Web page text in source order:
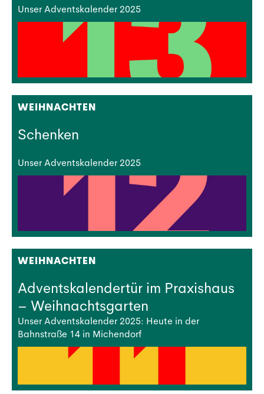
Unser Adventskalender 2025
WEIHNACHTEN
Schenken
Unser Adventskalender 2025
WEIHNACHTEN
Adventskalendertür im Praxishaus
– Weihnachtsgarten
Unser Adventskalender 2025: Heute in der
Bahnstraße 14 in Michendorf